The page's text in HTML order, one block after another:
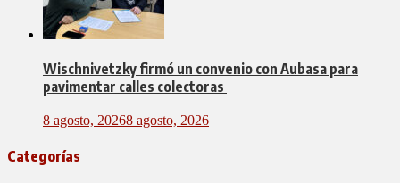
Wischnivetzky firmó un convenio con Aubasa para
pavimentar calles colectoras
8 agosto, 20268 agosto, 2026
Categorías